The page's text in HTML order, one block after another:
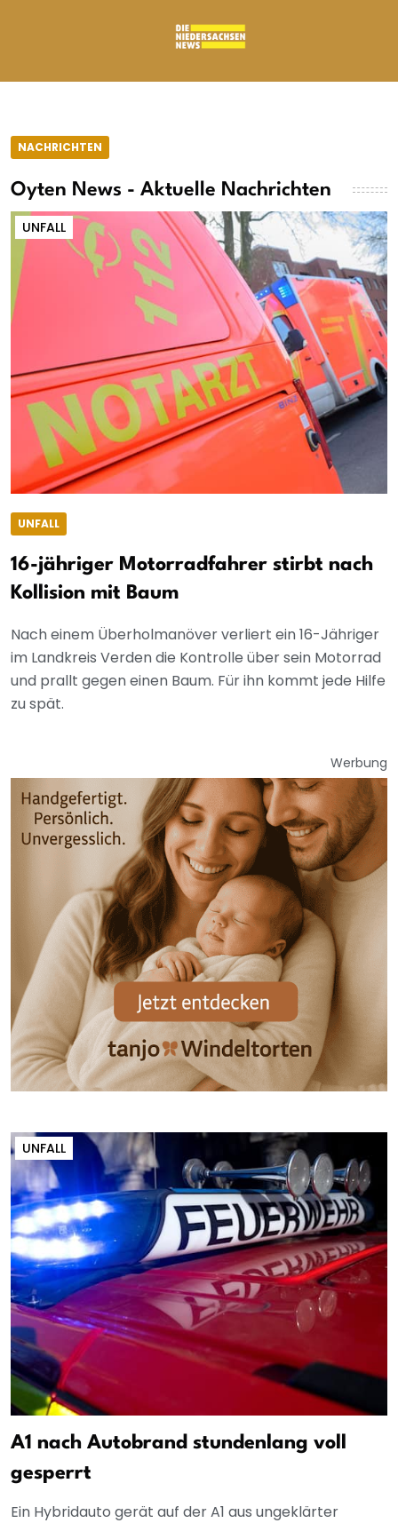
NACHRICHTEN
Oyten News - Aktuelle Nachrichten
UNFALL
UNFALL
16-jähriger Motorradfahrer stirbt nach
Kollision mit Baum
Nach einem Überholmanöver verliert ein 16-Jähriger
im Landkreis Verden die Kontrolle über sein Motorrad
und prallt gegen einen Baum. Für ihn kommt jede Hilfe
zu spät.
Werbung
UNFALL
A1 nach Autobrand stundenlang voll
gesperrt
Ein Hybridauto gerät auf der A1 aus ungeklärter